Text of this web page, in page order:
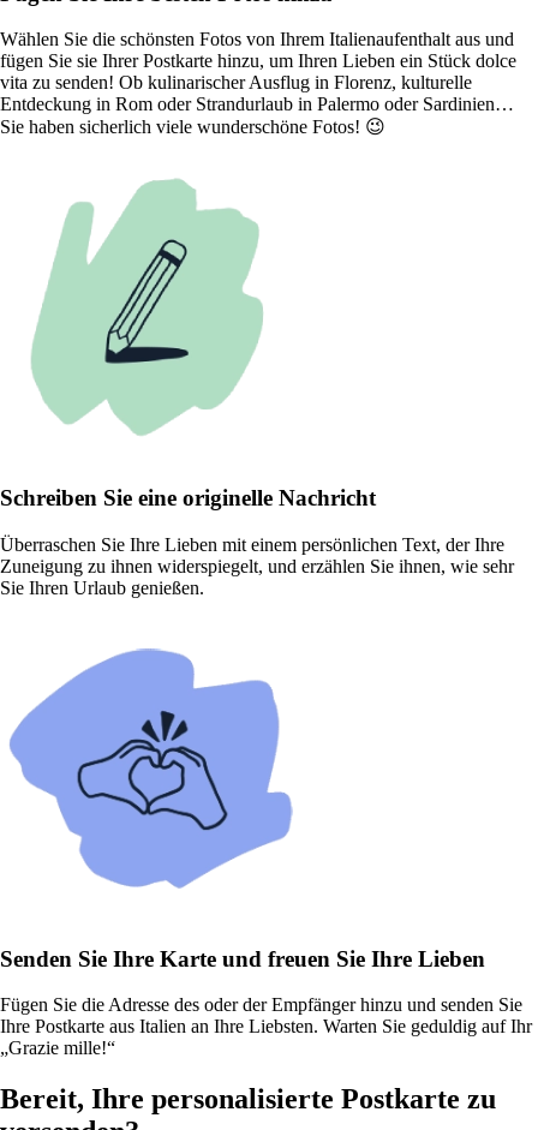
Wählen Sie die schönsten Fotos von Ihrem Italienaufenthalt aus und
fügen Sie sie Ihrer Postkarte hinzu, um Ihren Lieben ein Stück dolce
vita zu senden! Ob kulinarischer Ausflug in Florenz, kulturelle
Entdeckung in Rom oder Strandurlaub in Palermo oder Sardinien…
Sie haben sicherlich viele wunderschöne Fotos! 😉
Schreiben Sie eine originelle Nachricht
Überraschen Sie Ihre Lieben mit einem persönlichen Text, der Ihre
Zuneigung zu ihnen widerspiegelt, und erzählen Sie ihnen, wie sehr
Sie Ihren Urlaub genießen.
Senden Sie Ihre Karte und freuen Sie Ihre Lieben
Fügen Sie die Adresse des oder der Empfänger hinzu und senden Sie
Ihre Postkarte aus Italien an Ihre Liebsten. Warten Sie geduldig auf Ihr
„Grazie mille!“
Bereit, Ihre personalisierte Postkarte zu